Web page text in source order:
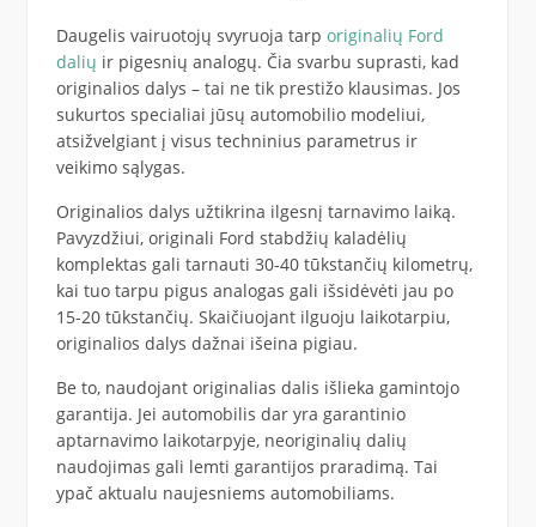
Daugelis vairuotojų svyruoja tarp originalių Ford
dalių ir pigesnių analogų. Čia svarbu suprasti, kad
originalios dalys – tai ne tik prestižo klausimas. Jos
sukurtos specialiai jūsų automobilio modeliui,
atsižvelgiant į visus techninius parametrus ir
veikimo sąlygas.
Originalios dalys užtikrina ilgesnį tarnavimo laiką.
Pavyzdžiui, originali Ford stabdžių kaladėlių
komplektas gali tarnauti 30-40 tūkstančių kilometrų,
kai tuo tarpu pigus analogas gali išsidėvėti jau po
15-20 tūkstančių. Skaičiuojant ilguoju laikotarpiu,
originalios dalys dažnai išeina pigiau.
Be to, naudojant originalias dalis išlieka gamintojo
garantija. Jei automobilis dar yra garantinio
aptarnavimo laikotarpyje, neoriginalių dalių
naudojimas gali lemti garantijos praradimą. Tai
ypač aktualu naujesniems automobiliams.